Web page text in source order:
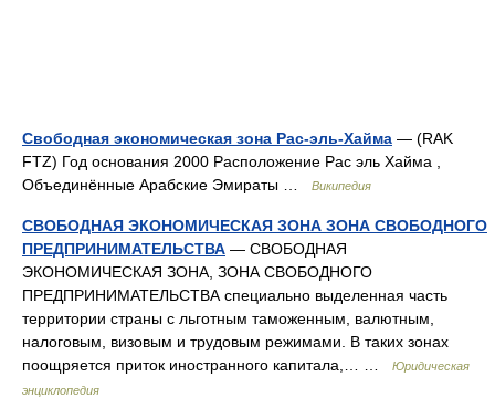
Свободная экономическая зона Рас-эль-Хайма — (RAK
FTZ) Год основания 2000 Расположение Рас эль Хайма ,
Объединённые Арабские Эмираты …
Википедия
СВОБОДНАЯ ЭКОНОМИЧЕСКАЯ ЗОНА ЗОНА СВОБОДНОГО
ПРЕДПРИНИМАТЕЛЬСТВА — СВОБОДНАЯ
ЭКОНОМИЧЕСКАЯ ЗОНА, ЗОНА СВОБОДНОГО
ПРЕДПРИНИМАТЕЛЬСТВА специально выделенная часть
территории страны с льготным таможенным, валютным,
налоговым, визовым и трудовым режимами. В таких зонах
поощряется приток иностранного капитала,… …
Юридическая
энциклопедия